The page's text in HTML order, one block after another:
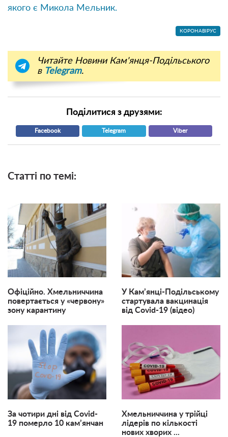
якого є Микола Мельник.
КОРОНАВІРУС
Читайте Новини Кам'янця-Подільського
в Telegram.
Поділитися з друзями:
Facebook Telegram Viber
Статті по темі:
Офіційно. Хмельниччина
повертається у «червону»
зону карантину
У Кам’янці-Подільському
стартувала вакцинація
від Covid-19 (відео)
За чотири дні від Covid-
19 померло 10 кам’янчан
Хмельниччина у трійці
лідерів по кількості
нових хворих ...